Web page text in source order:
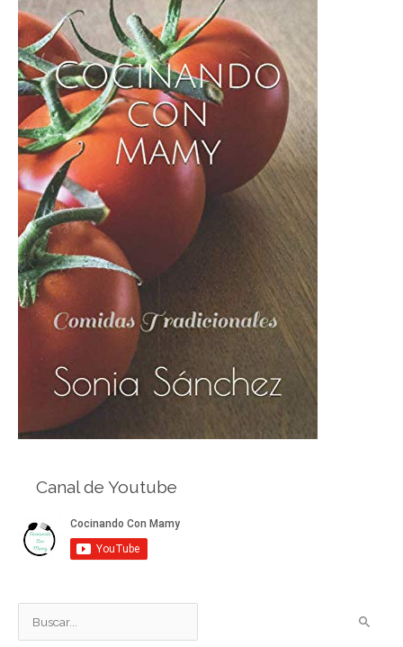
Canal de Youtube
u